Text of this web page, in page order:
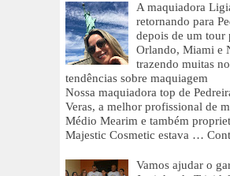
A maquiadora
retornando para
depois de um tour
Orlando, Miami e
trazendo muitas
tendências sobre maquiagem
Nossa maquiadora top de
Veras, a melhor profissional de
Médio Mearim e também
Majestic Cosmetic estava …
Vamos ajudar o